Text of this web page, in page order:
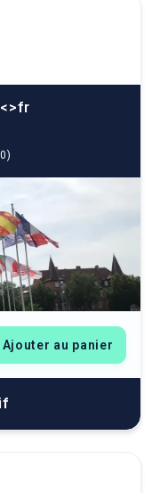
Ajouter au panier